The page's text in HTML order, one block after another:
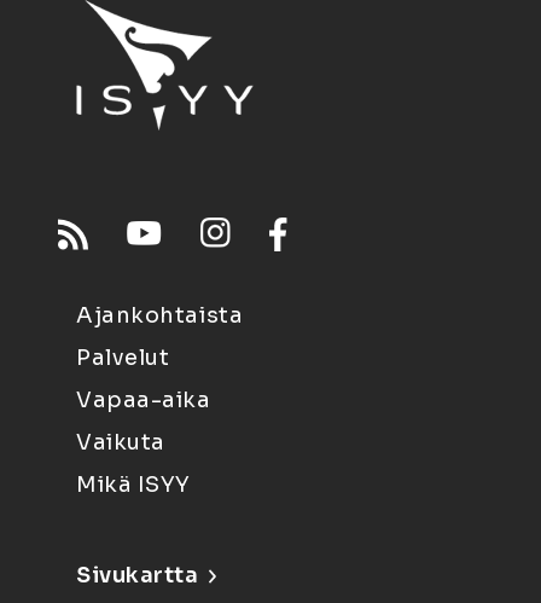
Ajankohtaista
Palvelut
Vapaa-aika
Vaikuta
Mikä ISYY
Sivukartta